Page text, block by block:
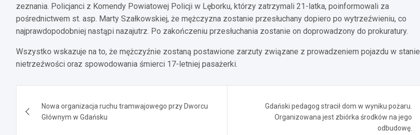
zeznania. Policjanci z Komendy Powiatowej Policji w Lęborku, którzy zatrzymali 21-latka, poinformowali za
pośrednictwem st. asp. Marty Szałkowskiej, że mężczyzna zostanie przesłuchany dopiero po wytrzeźwieniu, co
najprawdopodobniej nastąpi nazajutrz. Po zakończeniu przesłuchania zostanie on doprowadzony do prokuratury.
Wszystko wskazuje na to, że mężczyźnie zostaną postawione zarzuty związane z prowadzeniem pojazdu w stanie
nietrzeźwości oraz spowodowania śmierci 17-letniej pasażerki.
wpisu
Nowa organizacja ruchu tramwajowego przy Dworcu
Głównym w Gdańsku
Gdański pedagog stracił dom w wyniku pożaru.
Organizowana jest zbiórka środków na jego
odbudowę.